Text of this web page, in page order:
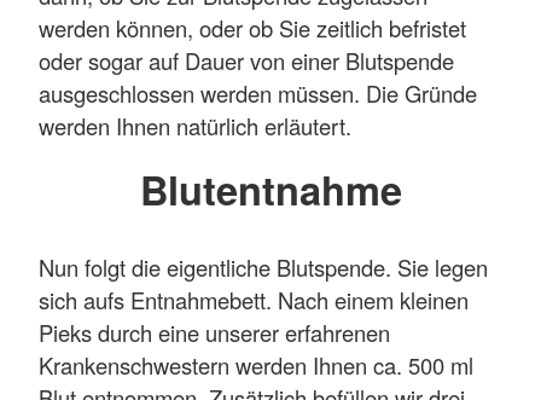
werden können, oder ob Sie zeitlich befristet
oder sogar auf Dauer von einer Blutspende
ausgeschlossen werden müssen. Die Gründe
werden Ihnen natürlich erläutert.
Blutentnahme
Nun folgt die eigentliche Blutspende. Sie legen
sich aufs Entnahmebett. Nach einem kleinen
Pieks durch eine unserer erfahrenen
Krankenschwestern werden Ihnen ca. 500 ml